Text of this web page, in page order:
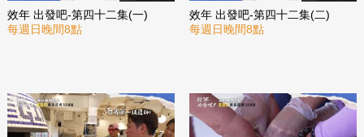
效年 出發吧-第四十二集(一)
每週日晚間8點
效年 出發吧-第四十二集(二)
每週日晚間8點